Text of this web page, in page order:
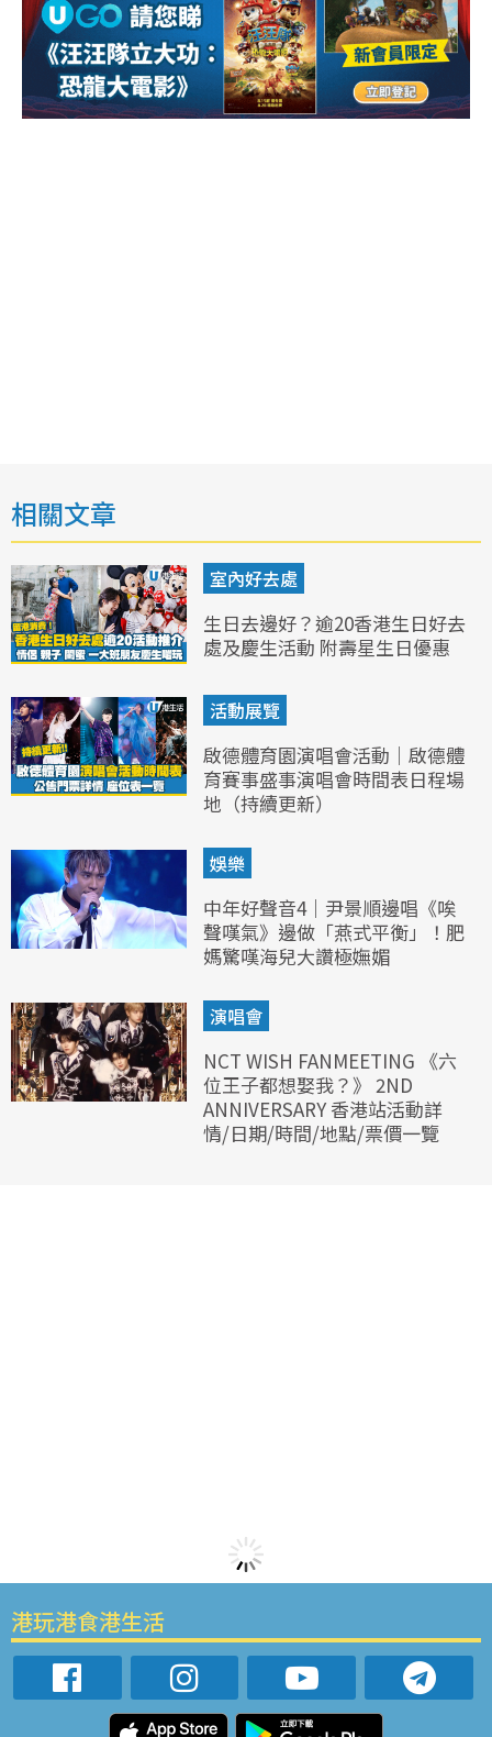
相關文章
室內好去處
生日去邊好？逾20香港生日好去
處及慶生活動 附壽星生日優惠
活動展覽
啟德體育園演唱會活動｜啟德體
育賽事盛事演唱會時間表日程場
地（持續更新）
娛樂
中年好聲音4｜尹景順邊唱《唉
聲嘆氣》邊做「燕式平衡」！肥
媽驚嘆海兒大讚極嫵媚
演唱會
NCT WISH FANMEETING 《六
位王子都想娶我？》 2ND
ANNIVERSARY 香港站活動詳
情/日期/時間/地點/票價一覽
港玩港食港生活